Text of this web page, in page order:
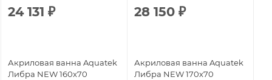
24 131 ₽
Акриловая ванна Aquatek
Либра NEW 160x70
28 150 ₽
Акриловая ванна Aquatek
Либра NEW 170х70